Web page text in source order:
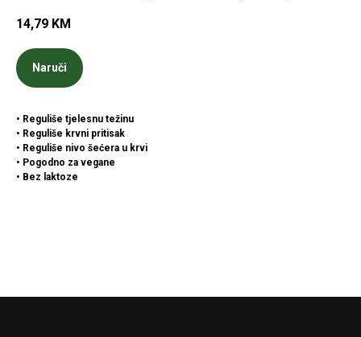
14,79 KM
Naruči
• Reguliše tjelesnu težinu
• Reguliše krvni pritisak
• Reguliše nivo šećera u krvi
• Pogodno za vegane
• Bez laktoze